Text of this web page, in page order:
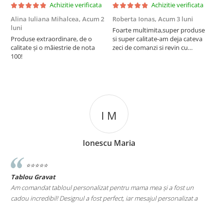
Achizitie verificata
Alina Iuliana Mihalcea, Acum 2
luni
Produse extraordinare, de o
calitate și o măiestrie de nota
100!
Achizitie verificata
Roberta Ionas, Acum 3 luni
Foarte multimita,super produse
si super calitate-am deja cateva
zeci de comanzi si revin cu
I M
Ionescu Maria
⭐️⭐️⭐️⭐️⭐️
Tablou Gravat
Am comandat tabloul personalizat pentru mama mea și a fost un
cadou incredibil! Designul a fost perfect, iar mesajul personalizat a